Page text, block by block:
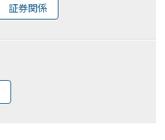
証券関係